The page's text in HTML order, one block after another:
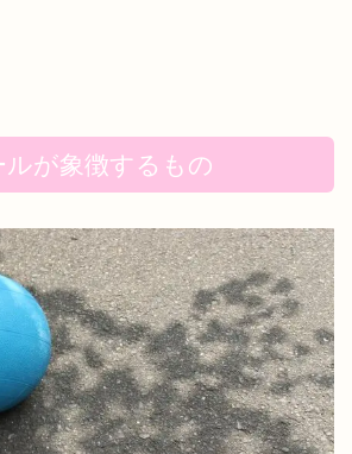
が象徴するもの